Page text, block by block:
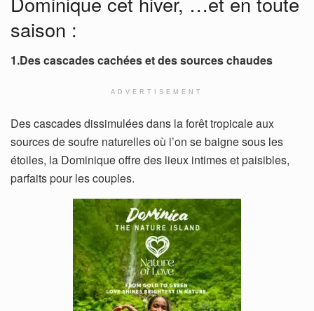
saison :
1.Des cascades cachées et des sources chaudes
ADVERTISEMENT
Des cascades dissimulées dans la forêt tropicale aux
sources de soufre naturelles où l’on se baigne sous les
étoiles, la Dominique offre des lieux intimes et paisibles,
parfaits pour les couples.